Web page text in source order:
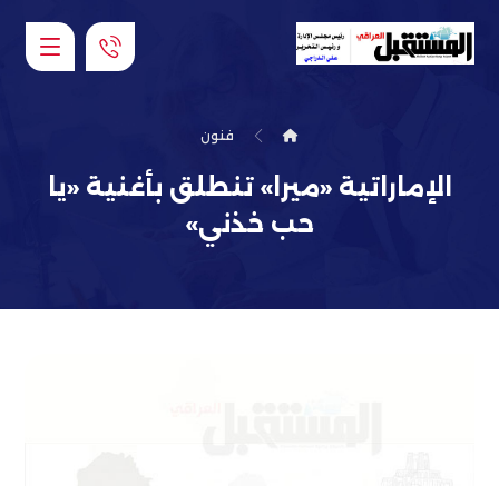
فنون
الإماراتية «ميرا» تنطلق بأغنية «يا
حب خذني»